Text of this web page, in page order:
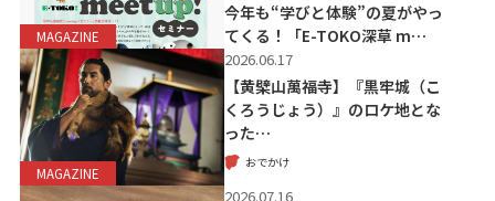
MAGAZINE
今年も“学びと体験”の夏がやっ
てくる！「E-TOKO深草 m…
MAGAZINE
2026.06.17
【黄檗山萬福寺】『黒牢城（こ
くろうじょう）』のロケ地とな
った…
おでかけ
2026.07.16